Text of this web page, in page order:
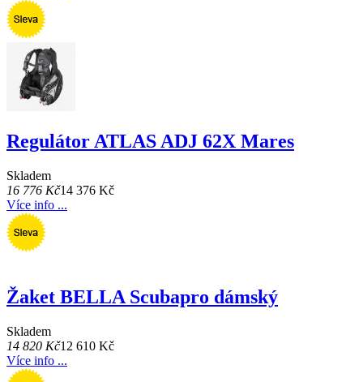
Regulátor ATLAS ADJ 62X Mares
Skladem
16 776 Kč14 376 Kč
Více info ...
Žaket BELLA Scubapro dámský
Skladem
14 820 Kč12 610 Kč
Více info ...